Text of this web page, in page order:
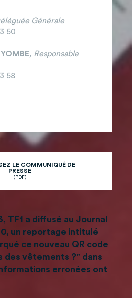
Générale
50
, Responsable
58
LE COMMUNIQUÉ DE
PRESSE
(PDF)
TF1 a diffusé au Journal
un reportage intitulé
ce nouveau QR code
des vêtements ?" dans
erronées ont